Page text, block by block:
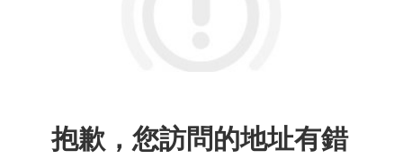
抱歉，您訪問的地址有錯